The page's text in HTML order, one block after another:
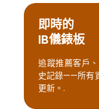
即時的
IB儀錶板
追蹤推薦客戶
史記錄——所有
更新。.